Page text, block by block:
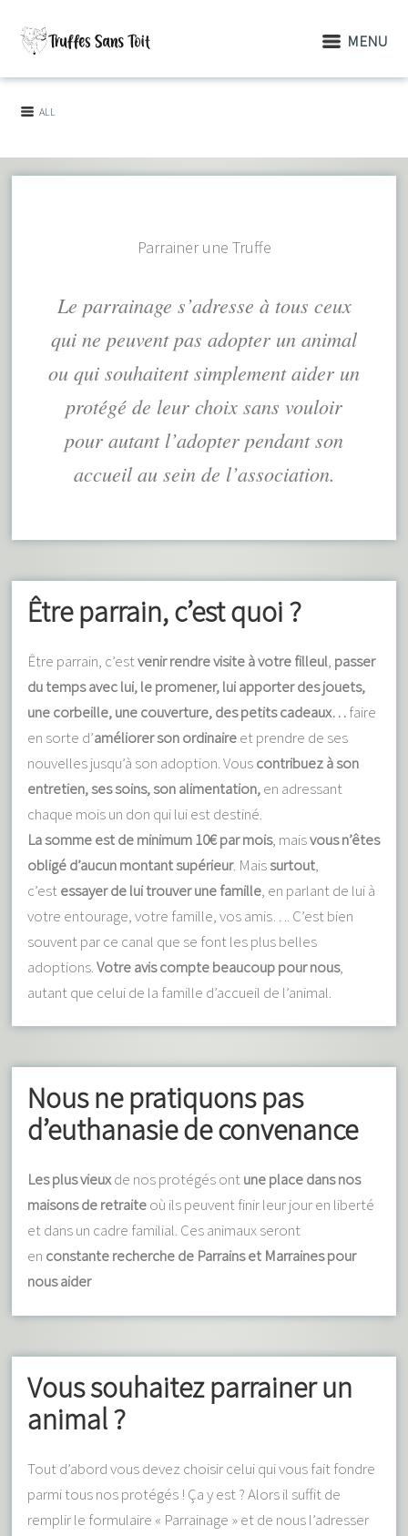
MENU
ALL
Parrainer une Truffe
Le parrainage s’adresse à tous ceux
qui ne peuvent pas adopter un animal
ou qui souhaitent simplement aider un
protégé de leur choix sans vouloir
pour autant l’adopter pendant son
accueil au sein de l’association.
Être parrain, c’est quoi ?
Être parrain, c’estvenir rendre visite à votre filleul, passer
du temps avec lui, le promener, lui apporter des jouets,
une corbeille, une couverture, des petits cadeaux…faire
en sorte d’améliorer son ordinaireet prendre de ses
nouvelles jusqu’à son adoption. Vouscontribuez à son
entretien, ses soins, son alimentation,en adressant
chaque mois un don qui lui est destiné.
La somme est de minimum 10€ par mois, maisvous n’êtes
obligé d’aucun montant supérieur. Maissurtout,
c’estessayer de lui trouver une famille, en parlant de lui à
votre entourage, votre famille, vos amis…. C’est bien
souvent par ce canal que se font les plus belles
adoptions.Votre avis compte beaucoup pour nous,
autant que celui de la famille d’accueil de l’animal.
Nous ne pratiquons pas
d’euthanasie de convenance
Les plus vieuxde nos protégés ontune place dans nos
maisons de retraiteoù ils peuvent finir leur jour en liberté
et dans un cadre familial. Ces animaux seront
en constante recherche de Parrains et Marraines pour
nous aider
Vous souhaitez parrainer un
animal ?
Tout d’abord vous devez choisir celui qui vous fait fondre
parmi tous nos protégés ! Ça y est ? Alors il suffit de
remplir le formulaire « Parrainage » et de nous l’adresser